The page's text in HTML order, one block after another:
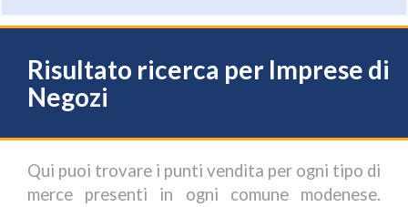
Risultato ricerca per Imprese di
Negozi
Qui puoi trovare i punti vendita per ogni tipo di
merce presenti in ogni comune modenese.